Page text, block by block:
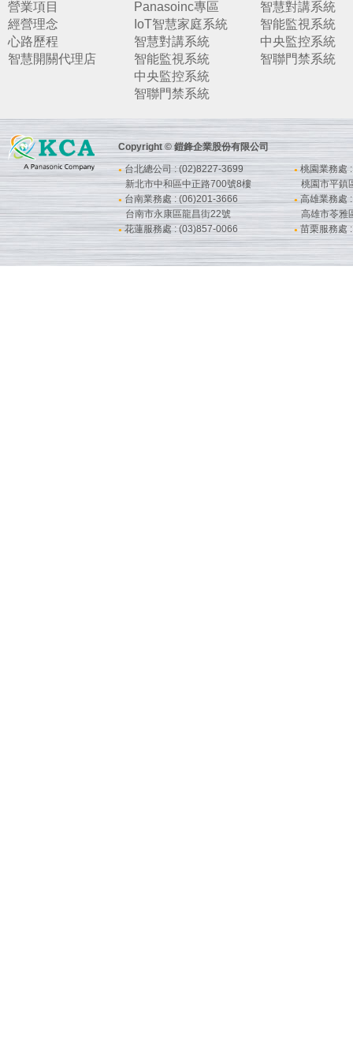
營業項目
經營理念
心路歷程
智慧開關代理店
Panasoinc專區
IoT智慧家庭系統
智慧對講系統
智能監視系統
中央監控系統
智聯門禁系統
智慧對講系統
智能監視系統
中央監控系統
智聯門禁系統
Copyright © 鎧鋒企業股份有限公司
●台北總公司 : (02)8227-3699
新北市中和區中正路700號8樓
● 桃園業務處
桃園市平鎮
● 台南業務處 : (06)201-3666
台南市永康區龍昌街22號
●高雄業務處
高雄市苓雅
●花蓮服務處 : (03)857-0066 ● 苗栗服務處